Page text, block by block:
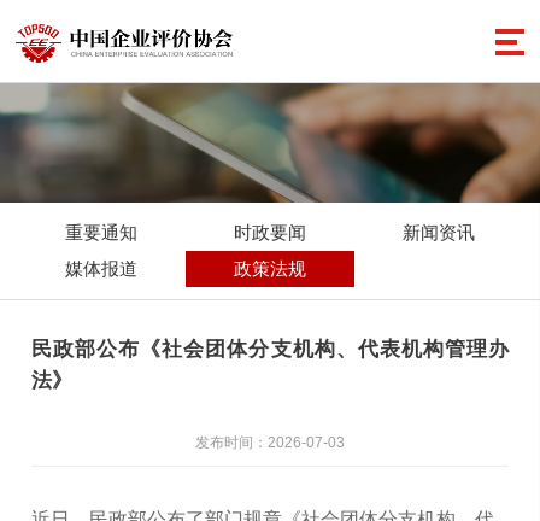
重要通知 时政要闻
新闻资讯
媒体报道
政策法规
民政部公布《社会团体分支机构、代表机构管理办
法》
发布时间：2026-07-03